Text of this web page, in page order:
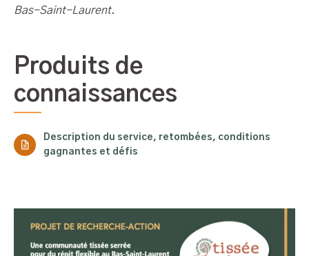
Bas-Saint-Laurent.
Produits de
connaissances
Description du service, retombées, conditions
gagnantes et défis